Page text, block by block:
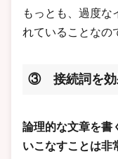
もっとも、過度な
れていることなの
③ 接続詞を効
論理的な文章を書
いこなすことは非